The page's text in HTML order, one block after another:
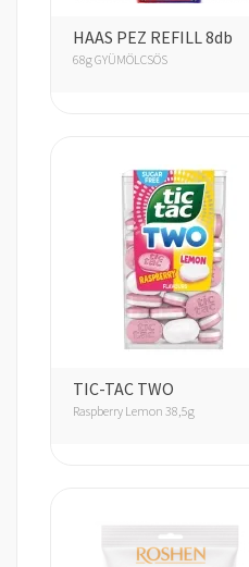
HAAS PEZ REFILL 8db
68g GYÜMÖLCSÖS
TIC-TAC TWO
Raspberry Lemon 38,5g